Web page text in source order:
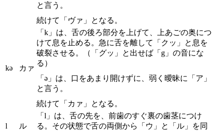
と言う。
続けて「ヴァ」となる。
kə カァ
「k」は、舌の後ろ部分を上げて、上あごの奥につ
けて息を止める。急に舌を離して「クッ」と息を
破裂させる。（「グッ」と出せば「g」の音にな
る）
「ə」は、口をあまり開けずに、弱く曖昧に「ア」
と言う。
続けて「カァ」となる。
l ル
「l」は、舌の先を、前歯のすぐ裏の歯茎につけ
る。その状態で舌の両側から「ウ」と「ル」を同